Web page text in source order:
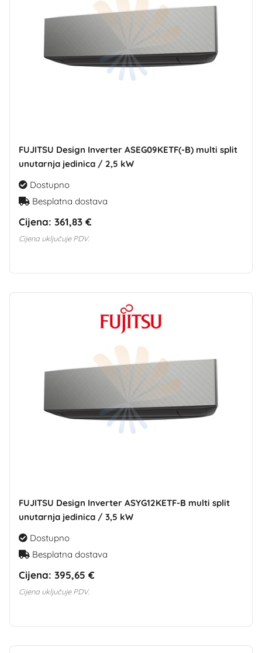
FUJITSU Design Inverter ASEG09KETF(-B) multi split
unutarnja jedinica / 2,5 kW
Dostupno
Besplatna dostava
Cijena: 361,83 €
Cijena uključuje PDV.
FUJITSU Design Inverter ASYG12KETF-B multi split
unutarnja jedinica / 3,5 kW
Dostupno
Besplatna dostava
Cijena: 395,65 €
Cijena uključuje PDV.